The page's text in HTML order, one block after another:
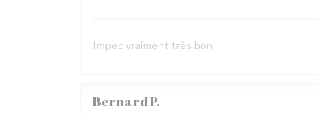
Impec vraiment très bon
BernardP